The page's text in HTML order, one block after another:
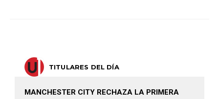
TITULARES DEL DÍA
MANCHESTER CITY RECHAZA LA PRIMERA